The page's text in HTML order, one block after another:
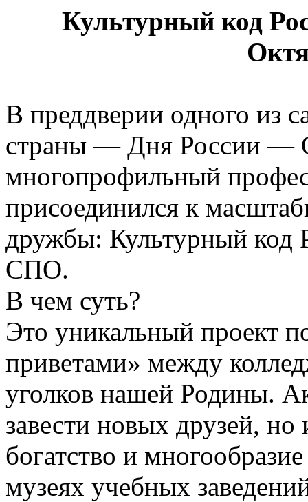
Культурный код
В преддверии одного из
страны — Дня России —
многопрофильный
присоединился к
дружбы: Культурный код
СПО.
В чем суть?
Это уникальный проект
приветами» между
уголков нашей Родины.
завести новых друзей, но
богатство и
музеях учебных